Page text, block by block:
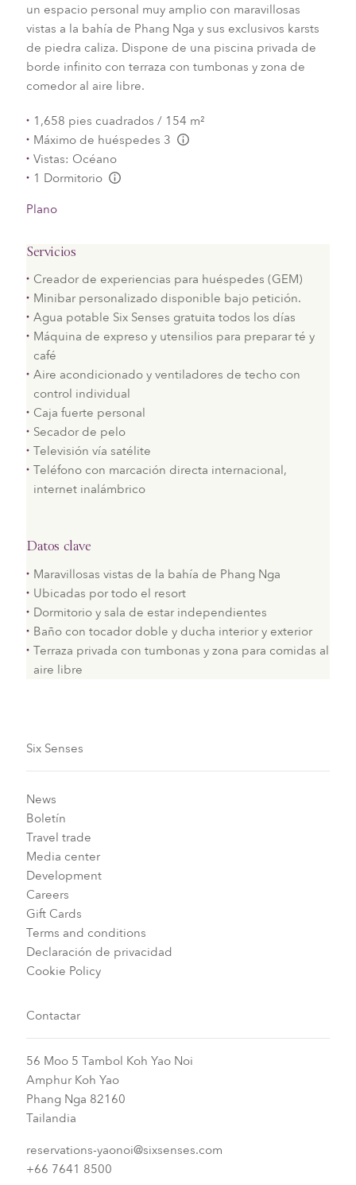
un espacio personal muy amplio con maravillosas
vistas a la bahía de Phang Nga y sus exclusivos karsts
de piedra caliza. Dispone de una piscina privada de
borde infinito con terraza con tumbonas y zona de
comedor al aire libre.
1,658 pies cuadrados / 154 m²
Máximo de huéspedes 3
Vistas: Océano
1 Dormitorio
Plano
Servicios
Creador de experiencias para huéspedes (GEM)
Minibar personalizado disponible bajo petición.
Agua potable Six Senses gratuita todos los días
Máquina de expreso y utensilios para preparar té y
café
Aire acondicionado y ventiladores de techo con
control individual
Caja fuerte personal
Secador de pelo
Televisión vía satélite
Teléfono con marcación directa internacional,
internet inalámbrico
Datos clave
Maravillosas vistas de la bahía de Phang Nga
Ubicadas por todo el resort
Dormitorio y sala de estar independientes
Baño con tocador doble y ducha interior y exterior
Terraza privada con tumbonas y zona para comidas al
aire libre
Six Senses
News
Boletín
Travel trade
Media center
Development
Careers
Gift Cards
Terms and conditions
Declaración de privacidad
Cookie Policy
Contactar
56 Moo 5 Tambol Koh Yao Noi
Amphur Koh Yao
Phang Nga 82160
Tailandia
reservations-yaonoi@sixsenses.com
+66 7641 8500